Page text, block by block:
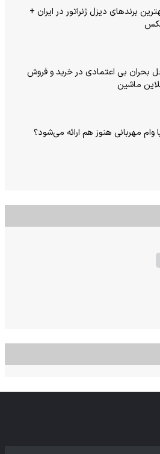
برندهای دیزل ژنراتور در ایران +
بحران بی‌ اعتمادی در خرید و فروش
ماشین
وام مهربانی هنوز هم ارائه می‌شود؟